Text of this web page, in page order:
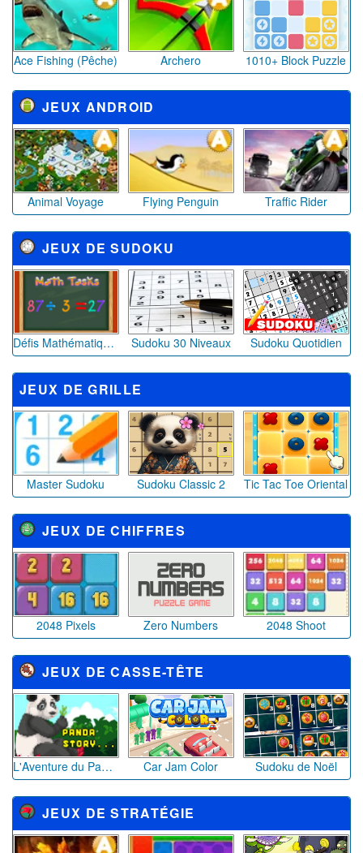
Ace Fishing (Pêche) Archero 1010+ Block Puzzle
JEUX ANDROID
Animal Voyage Flying Penguin Traffic Rider
JEUX DE SUDOKU
Défis Mathématiques: Vrai ou Faux? Sudoku 30 Niveaux Sudoku Quotidien
JEUX DE GRILLE
Master Sudoku Sudoku Classic 2 Tic Tac Toe Oriental
JEUX DE CHIFFRES
2048 Pixels Zero Numbers 2048 Shoot
JEUX DE CASSE-TÊTE
L'Aventure du Panda Mignon Car Jam Color Sudoku de Noël
JEUX DE STRATÉGIE